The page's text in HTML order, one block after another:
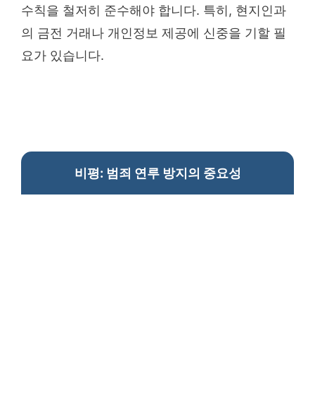
수칙을 철저히 준수해야 합니다. 특히, 현지인과
의 금전 거래나 개인정보 제공에 신중을 기할 필
요가 있습니다.
비평: 범죄 연루 방지의 중요성